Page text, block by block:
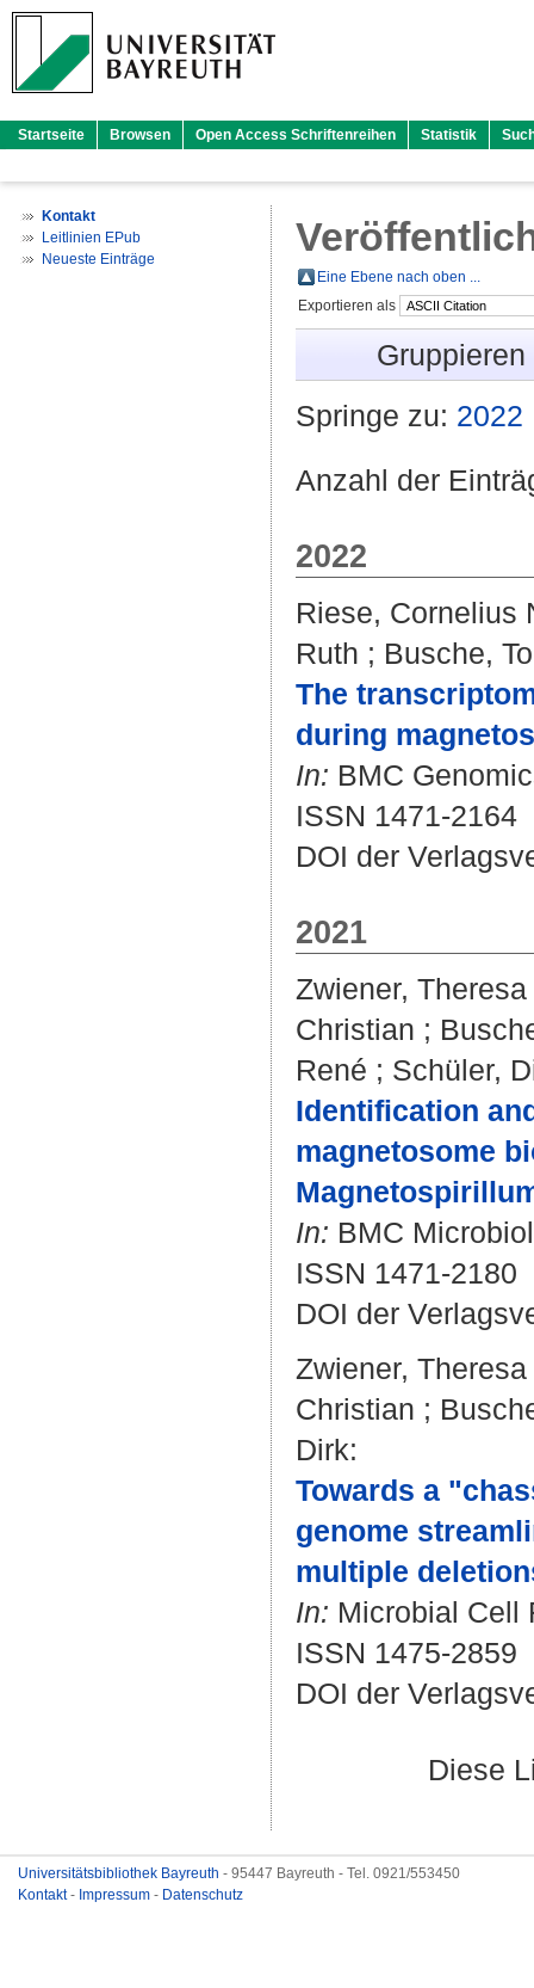
Startseite Browsen Open Access Schriftenreihen Statistik
Kontakt
Leitlinien EPub
Neueste Einträge
Eine Ebene nach oben ...
Exportieren als
Springe zu: 2022
Anzahl der
2022
Riese, Cornelius
Ruth ; Busche,
The
during
In: BMC
ISSN 1471-2164
DOI der
2021
Zwiener, Theresa
Christian ;
René ; Schüler,
Identification
magnetosome
In: BMC
ISSN 1471-2180
DOI der
Zwiener, Theresa
Christian ;
Dirk:
Towards a
genome
multiple
In: Microbial Cell
ISSN 1475-2859
DOI der
Diese
Universitätsbibliothek Bayreuth - 95447 Bayreuth - Tel. 0921/553450
Kontakt- Impressum - Datenschutz